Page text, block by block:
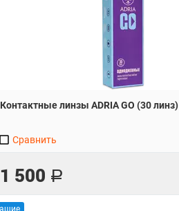
Контактные линзы ADRIA GO (30 линз)
1 500 Р
Сравнить